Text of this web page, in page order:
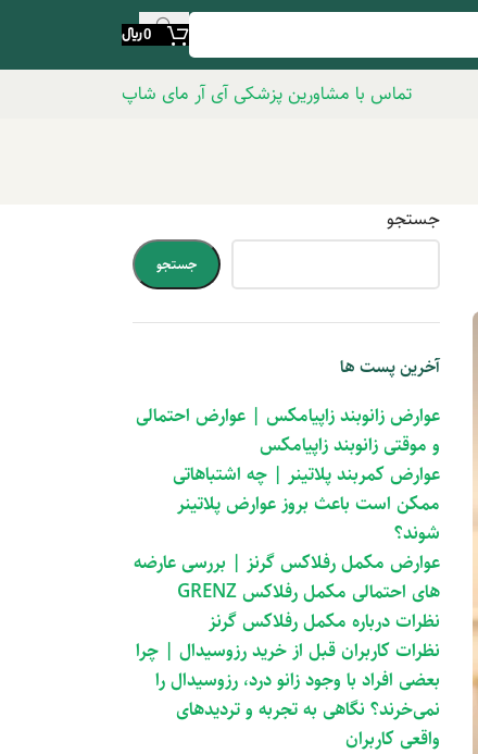
0﷼
تماس با مشاورین پزشکی آی آر مای شاپ
جستجو
جستجو
آخرین پست ها
عوارض زانوبند زاپیامکس | عوارض احتمالی
و موقتی زانوبند زاپیامکس
عوارض کمربند پلاتینر | چه اشتباهاتی
ممکن است باعث بروز عوارض پلاتینر
شوند؟
عوارض مکمل رفلاکس گرنز | بررسی عارضه
های احتمالی مکمل رفلاکس GRENZ
نظرات درباره مکمل رفلاکس گرنز
نظرات کاربران قبل از خرید رزوسیدال | چرا
بعضی افراد با وجود زانو درد، رزوسیدال را
نمی‌خرند؟ نگاهی به تجربه و تردیدهای
واقعی کاربران